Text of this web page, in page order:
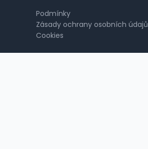
Podmínky
Zásady ochrany osobních údajů
Cookies